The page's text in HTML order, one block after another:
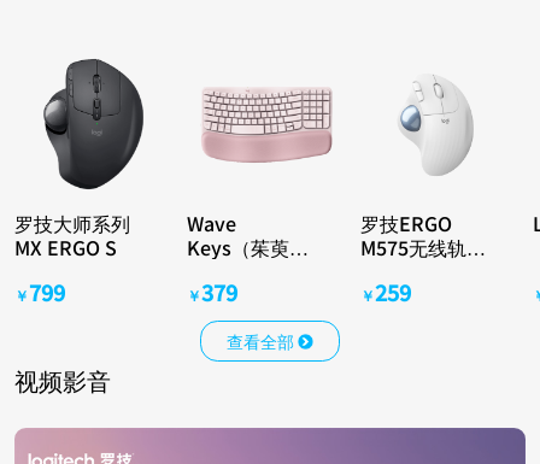
罗技大师系列
MX ERGO S
￥799
Wave
Keys（茱萸
￥379
罗技ERGO
M575无线轨迹
￥259
查看全部
视频影音